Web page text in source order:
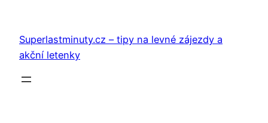
obsah
Superlastminuty.cz – tipy na levné zájezdy a
akční letenky